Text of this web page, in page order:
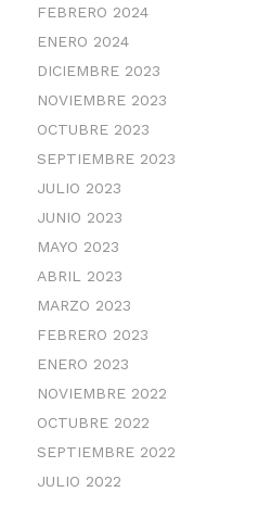
FEBRERO 2024
ENERO 2024
DICIEMBRE 2023
NOVIEMBRE 2023
OCTUBRE 2023
SEPTIEMBRE 2023
JULIO 2023
JUNIO 2023
MAYO 2023
ABRIL 2023
MARZO 2023
FEBRERO 2023
ENERO 2023
NOVIEMBRE 2022
OCTUBRE 2022
SEPTIEMBRE 2022
JULIO 2022